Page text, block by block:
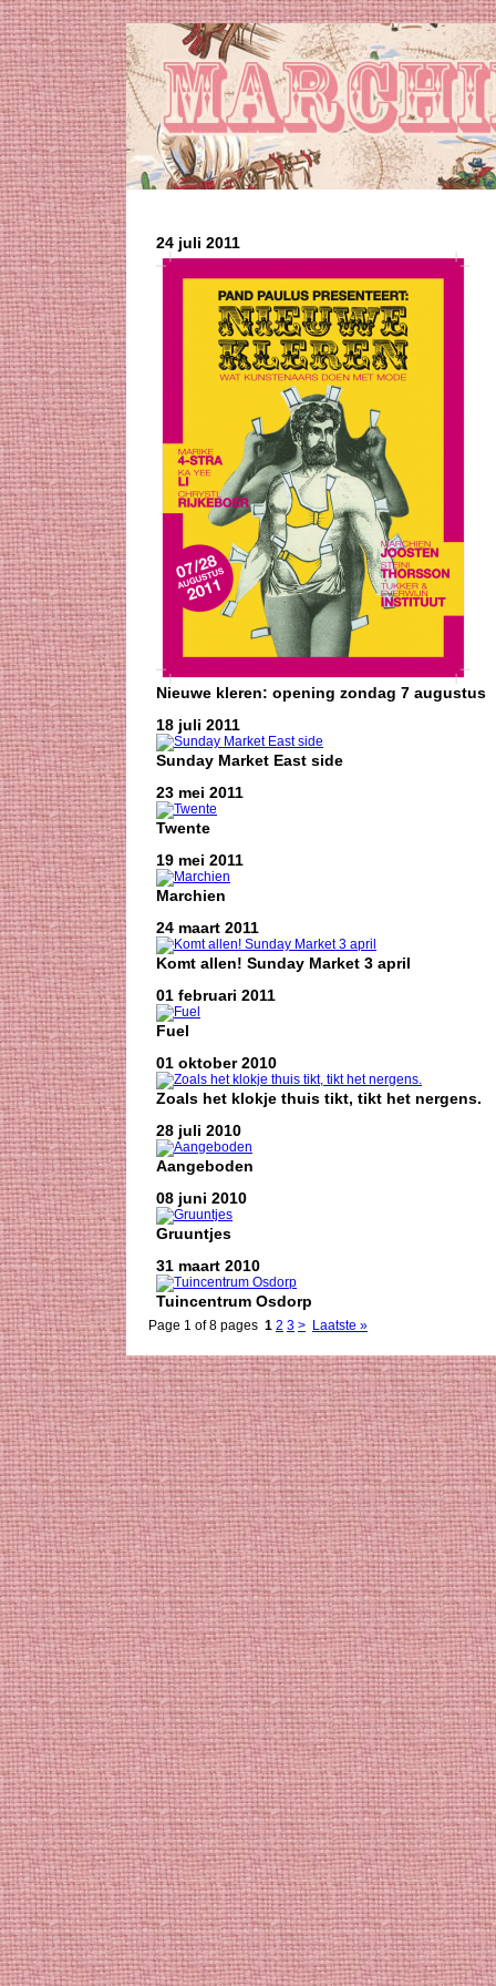
24 juli 2011
Nieuwe kleren: opening zondag 7 augustus
18 juli 2011
Sunday Market East side
23 mei 2011
Twente
19 mei 2011
Marchien
24 maart 2011
Komt allen! Sunday Market 3 april
01 februari 2011
Fuel
01 oktober 2010
Zoals het klokje thuis tikt, tikt het nergens.
28 juli 2010
Aangeboden
08 juni 2010
Gruuntjes
31 maart 2010
Tuincentrum Osdorp
Page 1 of 8 pages 1 2 3 > Laatste »